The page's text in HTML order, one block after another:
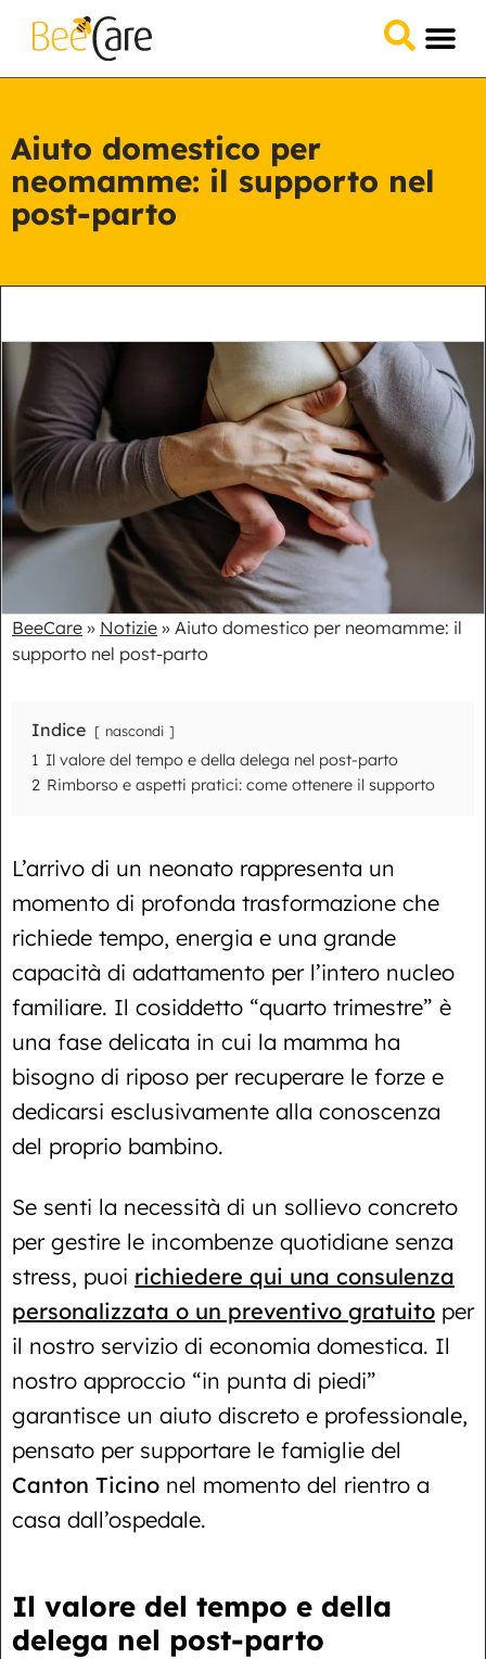
Aiuto domestico per
neomamme: il supporto nel
post-parto
BeeCare » Notizie » Aiuto domestico per neomamme: il
supporto nel post-parto
Indice nascondi
1 Il valore del tempo e della delega nel post-parto
2 Rimborso e aspetti pratici: come ottenere il supporto
L’arrivo di un neonato rappresenta un
momento di profonda trasformazione che
richiede tempo, energia e una grande
capacità di adattamento per l’intero nucleo
familiare. Il cosiddetto “quarto trimestre” è
una fase delicata in cui la mamma ha
bisogno di riposo per recuperare le forze e
dedicarsi esclusivamente alla conoscenza
del proprio bambino.
Se senti la necessità di un sollievo concreto
per gestire le incombenze quotidiane senza
stress, puoi richiedere qui una consulenza
personalizzata o un preventivo gratuito per
il nostro servizio di economia domestica. Il
nostro approccio “in punta di piedi”
garantisce un aiuto discreto e professionale,
pensato per supportare le famiglie del
Canton Ticino nel momento del rientro a
casa dall’ospedale.
Il valore del tempo e della
delega nel post-parto